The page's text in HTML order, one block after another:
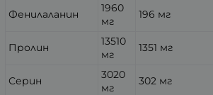
Фенилаланин
1960
мг
196 мг
Пролин
13510
мг
1351 мг
Серин
3020
мг
302 мг